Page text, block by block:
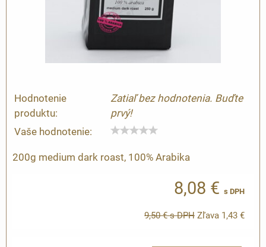
Hodnotenie
produktu:
Zatiaľ bez hodnotenia. Buďte
prvý!
Vaše hodnotenie:
200g medium dark roast, 100% Arabika
8,08 € s DPH
9,50 € s DPH Zľava 1,43 €